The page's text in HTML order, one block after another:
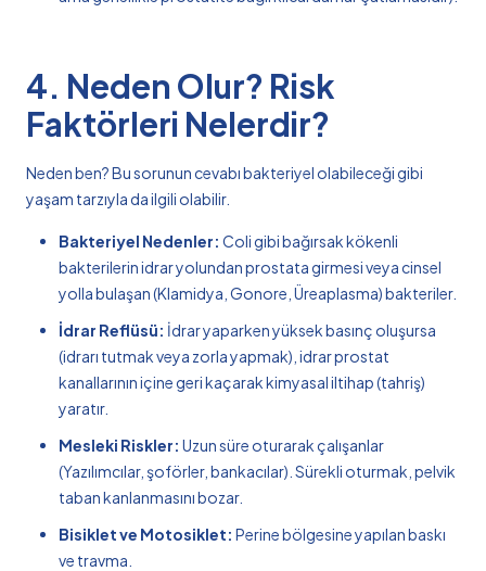
4. Neden Olur? Risk
Faktörleri Nelerdir?
Neden ben? Bu sorunun cevabı bakteriyel olabileceği gibi
yaşam tarzıyla da ilgili olabilir.
Bakteriyel Nedenler: Coli gibi bağırsak kökenli
bakterilerin idrar yolundan prostata girmesi veya cinsel
yolla bulaşan (Klamidya, Gonore, Üreaplasma) bakteriler.
İdrar Reflüsü: İdrar yaparken yüksek basınç oluşursa
(idrarı tutmak veya zorla yapmak), idrar prostat
kanallarının içine geri kaçarak kimyasal iltihap (tahriş)
yaratır.
Mesleki Riskler: Uzun süre oturarak çalışanlar
(Yazılımcılar, şoförler, bankacılar). Sürekli oturmak, pelvik
taban kanlanmasını bozar.
Bisiklet ve Motosiklet: Perine bölgesine yapılan baskı
ve travma.